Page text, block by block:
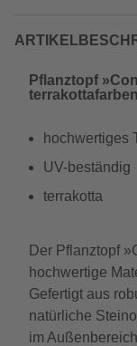
Pflanztopf
terrakottafarben
hochwertiges
UV-beständig
terrakotta
Der Pflanztopf
hochwertige
Gefertigt aus
natürliche
im